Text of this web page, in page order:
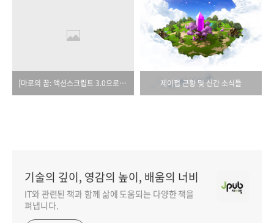
[마로의 꿈: 액션스크립트 3.0으로 배우는 소셜 게임 프로그래밍] 예약판매 안내 제이펍 근황 및 신간 소식들
기술의 깊이, 영감의 높이, 배움의 너비
IT와 관련된 책과 함께 삶에 도움되는 다양한 책을
펴냅니다.